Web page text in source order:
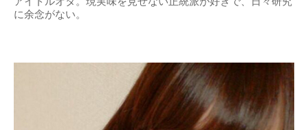
に余念がない。